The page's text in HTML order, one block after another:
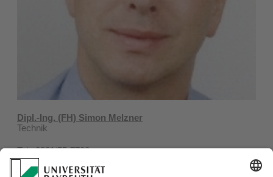
Dipl.-Ing. (FH) Simon Melzner
Technik
Tel.: 0921/55-7708
Fax: 0921/55-7702
E-Mail:simon.melzner@uni-bayreuth.de